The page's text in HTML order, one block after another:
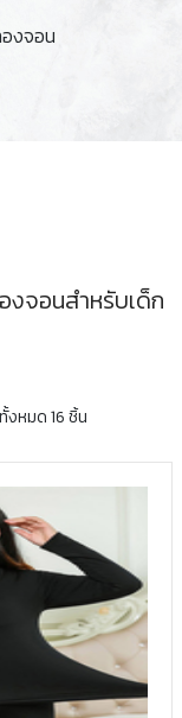
งจอน
งจอนสำหรับเด็ก
งหมด 16 ชิ้น